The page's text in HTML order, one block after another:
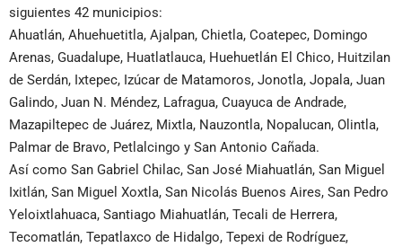
siguientes 42 municipios:
Ahuatlán, Ahuehuetitla, Ajalpan, Chietla, Coatepec, Domingo
Arenas, Guadalupe, Huatlatlauca, Huehuetlán El Chico, Huitzilan
de Serdán, Ixtepec, Izúcar de Matamoros, Jonotla, Jopala, Juan
Galindo, Juan N. Méndez, Lafragua, Cuayuca de Andrade,
Mazapiltepec de Juárez, Mixtla, Nauzontla, Nopalucan, Olintla,
Palmar de Bravo, Petlalcingo y San Antonio Cañada.
Así como San Gabriel Chilac, San José Miahuatlán, San Miguel
Ixitlán, San Miguel Xoxtla, San Nicolás Buenos Aires, San Pedro
Yeloixtlahuaca, Santiago Miahuatlán, Tecali de Herrera,
Tecomatlán, Tepatlaxco de Hidalgo, Tepexi de Rodríguez,